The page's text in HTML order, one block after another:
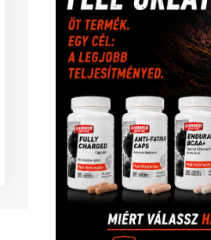
(448) Lewis Hamilton(168)
Mercedes(244) motorsport
Világbajnokság
(438)Sportime Magazin(128)
Balázs(126)tenisz(416)
Video(247) világbajnokság
(222)
vívás (174) vízilabda(197)
(416)úszás(361)